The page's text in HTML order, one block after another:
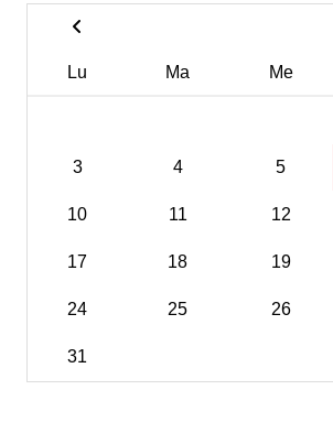
Lu Ma Me
3 4 5
10 11 12
17 18 19
24 25 26
31